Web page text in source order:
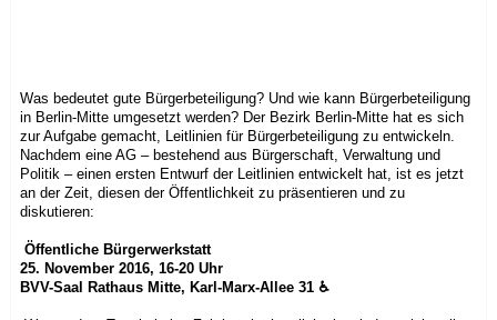
Was bedeutet gute Bürgerbeteiligung? Und wie kann Bürgerbeteiligung
in Berlin-Mitte umgesetzt werden? Der Bezirk Berlin-Mitte hat es sich
zur Aufgabe gemacht, Leitlinien für Bürgerbeteiligung zu entwickeln.
Nachdem eine AG – bestehend aus Bürgerschaft, Verwaltung und
Politik – einen ersten Entwurf der Leitlinien entwickelt hat, ist es jetzt
an der Zeit, diesen der Öffentlichkeit zu präsentieren und zu
diskutieren:
Öffentliche Bürgerwerkstatt
25. November 2016, 16-20 Uhr
BVV-Saal Rathaus Mitte, Karl-Marx-Allee 31 ♿